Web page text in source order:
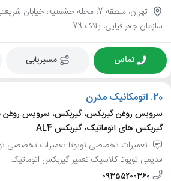
تهران، منطقه 7، محله حشمتیه،
سازمان جغرافیایی، پلاک 79
تماس مسیریابی
20. اتومکانیک مدرن
سرویس روغن گیربکس، گیربکس، سرویس روغن
گیربکس های اتوماتیک، گیربکس AL4
تعمیرات تخصصی تویوتا تعمیرات تخصصی
قدیمی تویوتا کلاسیک تعمیر گیربکس اتوماتیک
09355200360